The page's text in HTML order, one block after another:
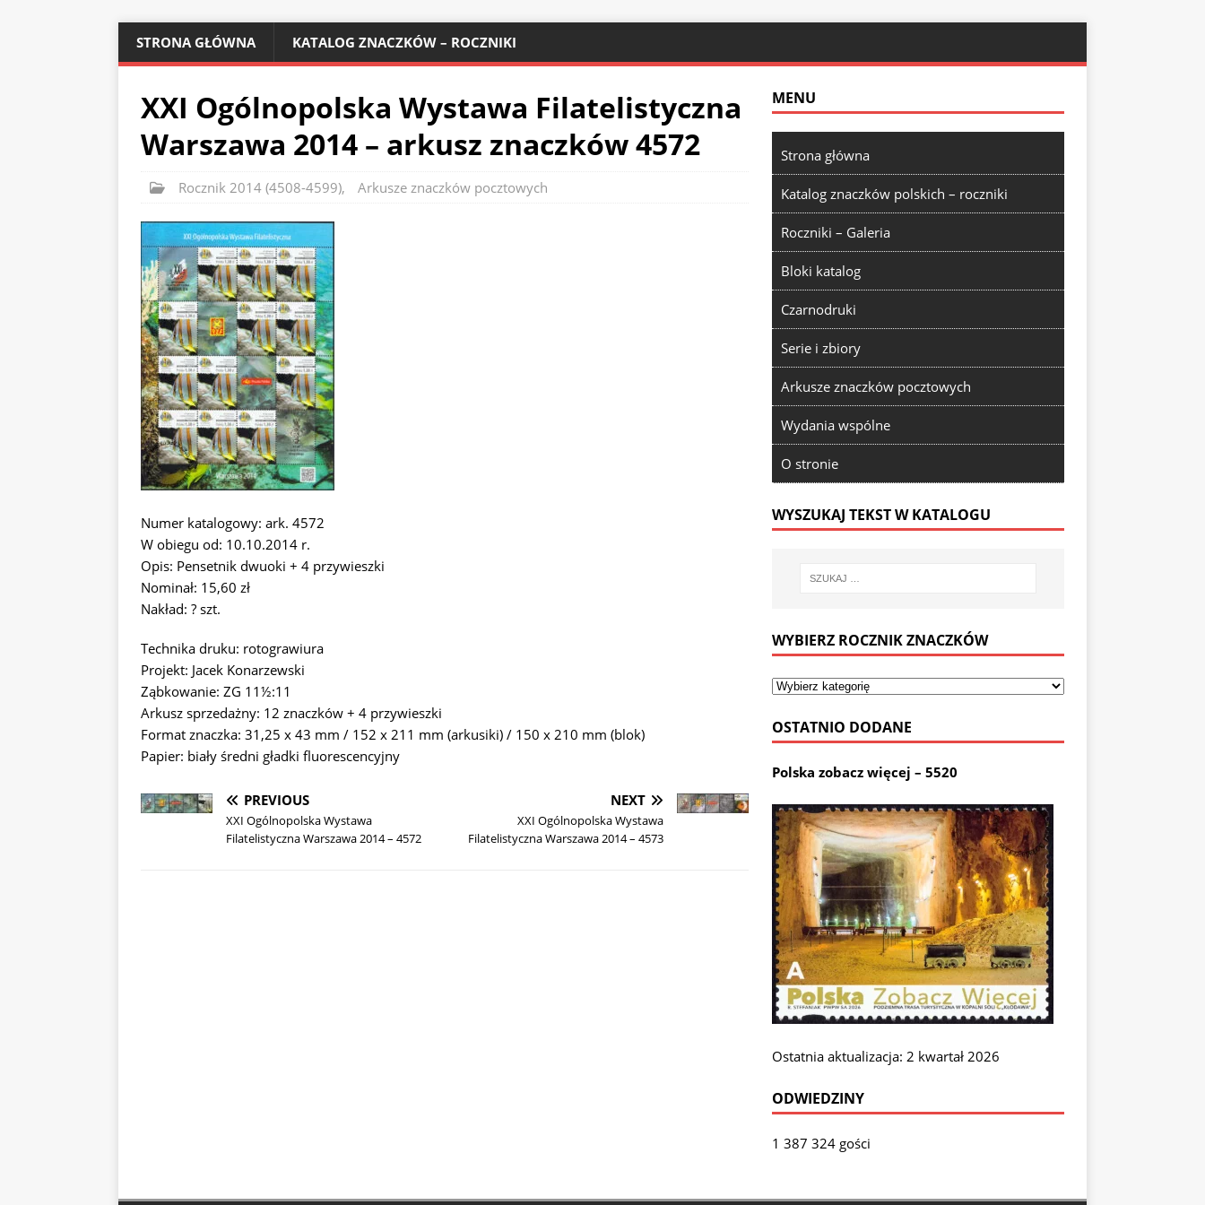
STRONA GŁÓWNA KATALOG ZNACZKÓW – ROCZNIKI
XXI Ogólnopolska Wystawa Filatelistyczna
Warszawa 2014 – arkusz znaczków 4572
Rocznik 2014 (4508-4599), Arkusze znaczków pocztowych
Numer katalogowy: ark. 4572
W obiegu od: 10.10.2014 r.
Opis: Pensetnik dwuoki + 4 przywieszki
Nominał: 15,60 zł
Nakład: ? szt.
Technika druku: rotograwiura
Projekt: Jacek Konarzewski
Ząbkowanie: ZG 11½:11
Arkusz sprzedażny: 12 znaczków + 4 przywieszki
Format znaczka: 31,25 x 43 mm / 152 x 211 mm (arkusiki) / 150 x 210 mm (blok)
Papier: biały średni gładki fluorescencyjny
PREVIOUS
XXI Ogólnopolska Wystawa
Filatelistyczna Warszawa 2014 – 4572
NEXT
XXI Ogólnopolska Wystawa
Filatelistyczna Warszawa 2014 – 4573
MENU
Strona główna
Katalog znaczków polskich – roczniki
Roczniki – Galeria
Bloki katalog
Czarnodruki
Serie i zbiory
Arkusze znaczków pocztowych
Wydania wspólne
O stronie
WYSZUKAJ TEKST W KATALOGU
WYBIERZ ROCZNIK ZNACZKÓW
OSTATNIO DODANE
Polska zobacz więcej – 5520
Ostatnia aktualizacja: 2 kwartał 2026
ODWIEDZINY
1 387 324 gości